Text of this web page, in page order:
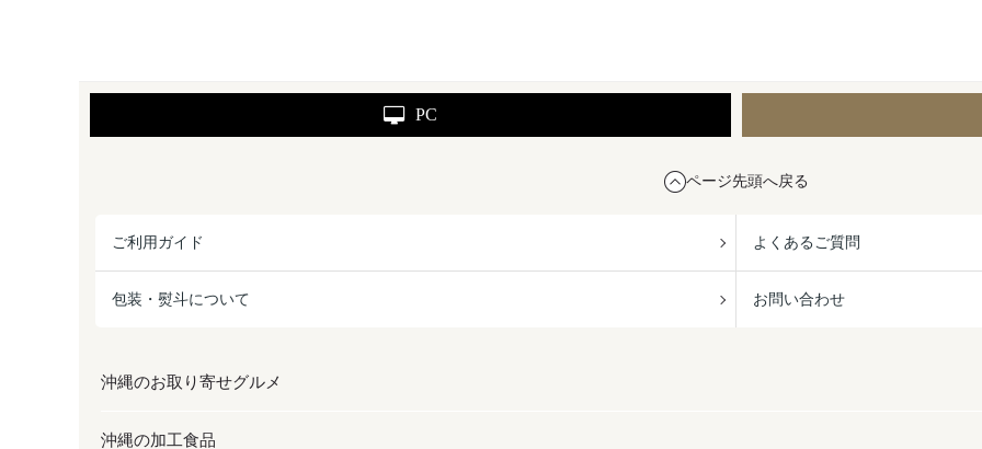
PC
ページ先頭へ戻る
ご利用ガイド よくあるご質問
包装・熨斗について お問い合わせ
沖縄のお取り寄せグルメ
お取り寄せグルメ
沖縄の加工食品